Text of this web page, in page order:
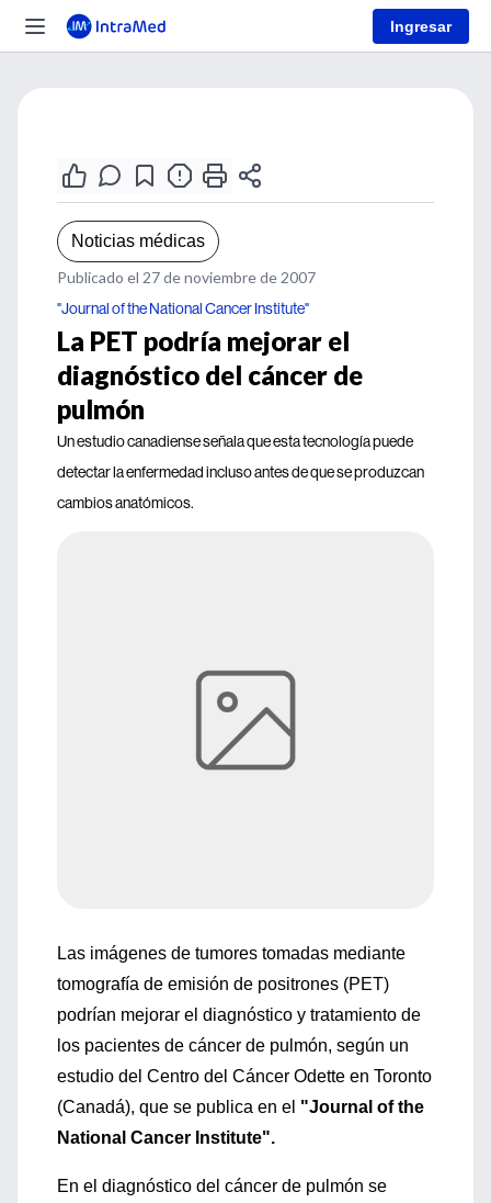
Ingresar
Noticias médicas
Publicado el 27 de noviembre de 2007
"Journal of the National Cancer Institute"
La PET podría mejorar el
diagnóstico del cáncer de
pulmón
Un estudio canadiense señala que esta tecnología puede
detectar la enfermedad incluso antes de que se produzcan
cambios anatómicos.
Las imágenes de tumores tomadas mediante
tomografía de emisión de positrones (PET)
podrían mejorar el diagnóstico y tratamiento de
los pacientes de cáncer de pulmón, según un
estudio del Centro del Cáncer Odette en Toronto
(Canadá), que se publica en el "Journal of the
National Cancer Institute".
En el diagnóstico del cáncer de pulmón se